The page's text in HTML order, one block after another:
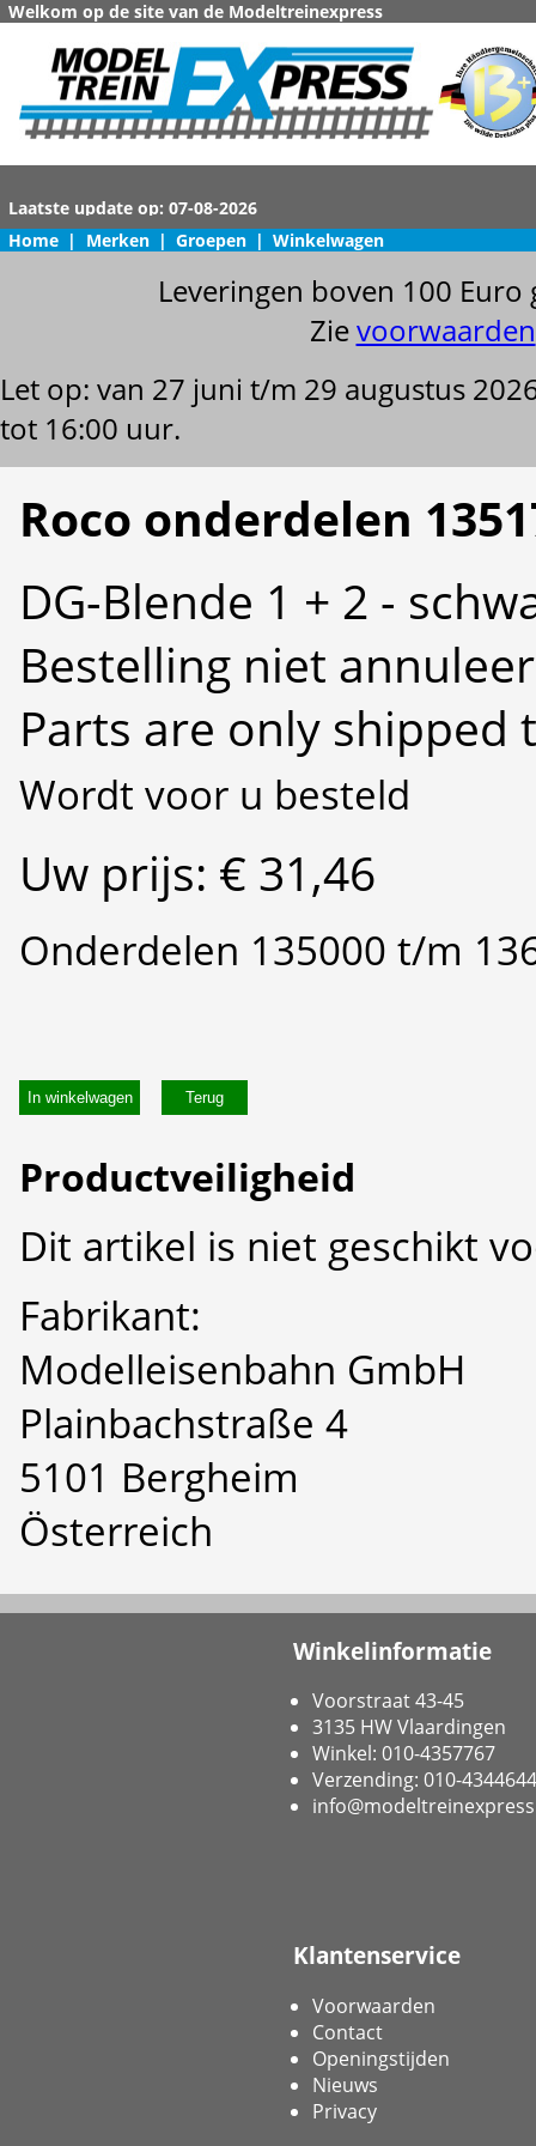
Welkom op de site van de Modeltreinexpress
Home | Merken | Groepen | Winkelwagen
Leveringen boven 100
Zievoorwaarden
Let op: van 27 juni t/m 29 augustus
tot 16:00 uur.
Roco onderdelen
DG-Blende 1 + 2 -
Bestelling niet
Parts are only shipped
Wordt voor u besteld
Uw prijs: € 31,46
Onderdelen 135000 t/m
In winkelwagen
Productveiligheid
Dit artikel is niet geschikt
Fabrikant:
Modelleisenbahn GmbH
Plainbachstraße 4
5101 Bergheim
Österreich
Winkelinformatie
Voorstraat 43-45
3135 HW Vlaardingen
Winkel: 010-4357767
Verzending: 010-4344644
Klantenservice
Voorwaarden
Contact
Openingstijden
Nieuws
Privacy